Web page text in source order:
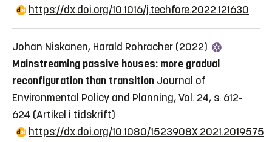
https://dx.doi.org/10.1016/j.techfore.2022.121630
Johan Niskanen, Harald Rohracher (2022)
Mainstreaming passive houses: more gradual
reconfiguration than transition Journal of
Environmental Policy and Planning, Vol. 24, s. 612-
624 (Artikel i tidskrift)
https://dx.doi.org/10.1080/1523908X.2021.2019575